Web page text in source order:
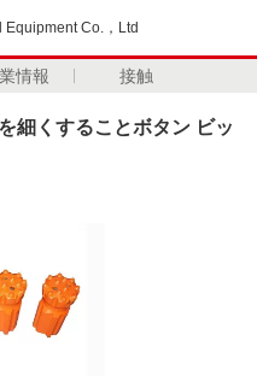
Co.，Ltd
情報 接触
細くすることボタン ビッ